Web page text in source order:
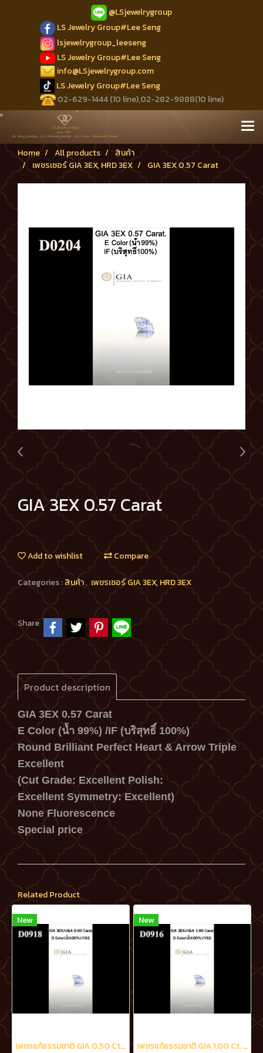
@LSjewelrygroup
LS Jewelry Group#Lee Seng
lsjewelrygroup_leeseng
LS Jewelry Group#Lee Seng
info@LSjewelrygroup.com
LS Jewelry Group#Lee Seng
02-629-1444 (10 line),02-282-9888(10 line)
Home All products
สินค้า
เพชรเซอร์ GIA 3EX, HRD 3EX
GIA 3EX 0.57 Carat
GIA 3EX 0.57 Carat
Add to wishlist Compare
Categories :สินค้า, เพชรเซอร์ GIA 3EX, HRD 3EX
Share
Product description
GIA 3EX 0.57 Carat
E Color (น้ำ 99%) /IF (บริสุทธิ์ 100%)
Round Brilliant Perfect Heart & Arrow Triple
Excellent
(Cut Grade: Excellent Polish:
Excellent Symmetry: Excellent)
None Fluorescence
Special price
Related Product
New
เพชรแท้ธรรมชาติ GIA 0.50 Ct. D/VS2
New
เพชรแท้ธรรมชาติ GIA 1.00 Ct. D/VS2